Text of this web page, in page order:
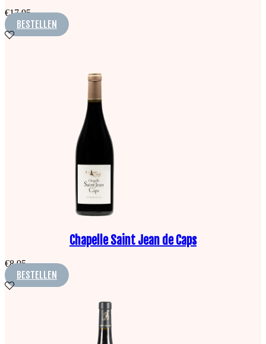
€17,95
BESTELLEN
Chapelle Saint Jean de Caps
€8,95
BESTELLEN